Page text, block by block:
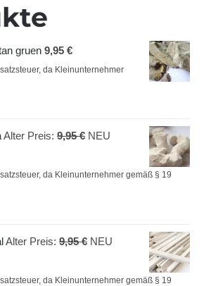
gruen 9,95 €
da Kleinunternehmer
Alter Preis: 9,95€ Ursprünglicher
war:
NEU
da Kleinunternehmer gemäß § 19
Alter Preis: 9,95€ Ursprünglicher
war:
NEU
da Kleinunternehmer gemäß § 19